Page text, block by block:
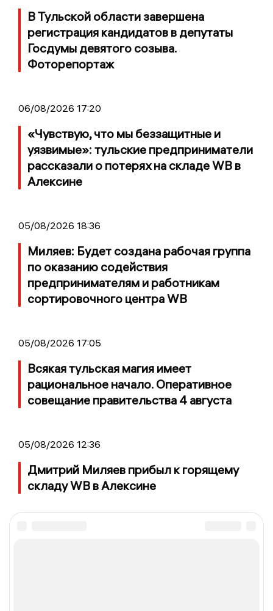
В Тульской области завершена
регистрация кандидатов в депутаты
Госдумы девятого созыва.
Фоторепортаж
06/08/2026 17:20
«Чувствую, что мы беззащитные и
уязвимые»: тульские предприниматели
рассказали о потерях на складе WB в
Алексине
05/08/2026 18:36
Миляев: Будет создана рабочая группа
по оказанию содействия
предпринимателям и работникам
сортировочного центра WB
05/08/2026 17:05
Всякая тульская магия имеет
рациональное начало. Оперативное
совещание правительства 4 августа
05/08/2026 12:36
Дмитрий Миляев прибыл к горящему
складу WB в Алексине